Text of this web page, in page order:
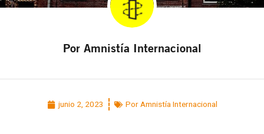
Por Amnistía Internacional
junio 2, 2023 Por Amnistía Internacional